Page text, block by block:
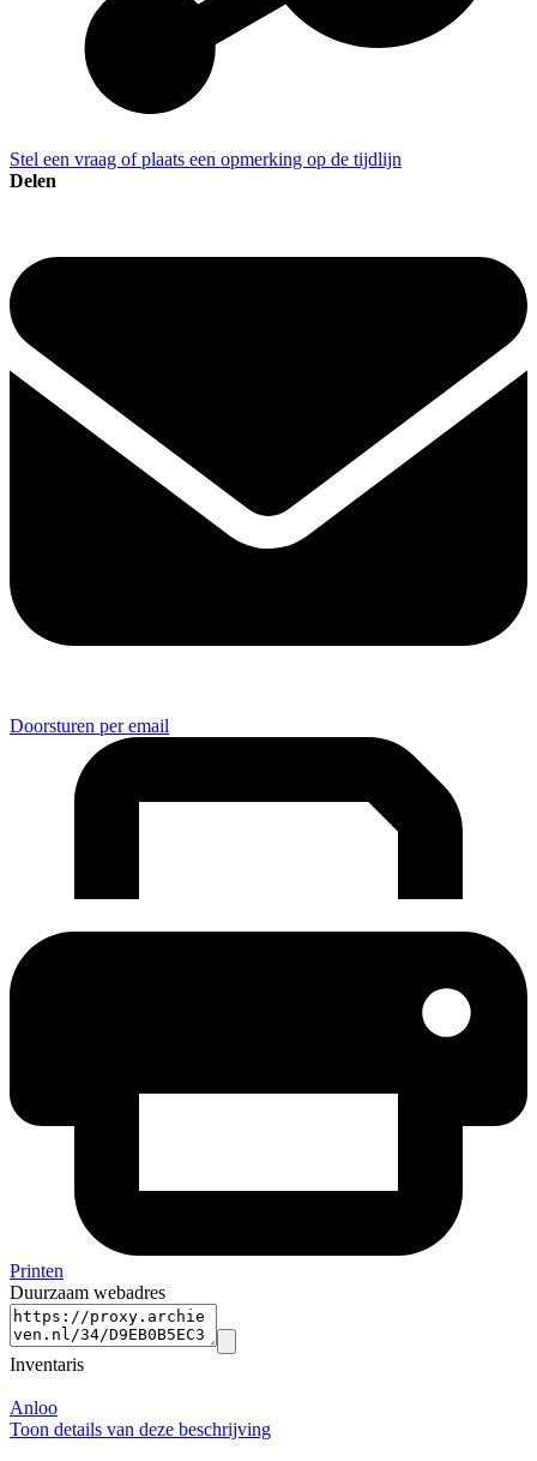
Stel een vraag of plaats een opmerking op de tijdlijn
Delen
Doorsturen per email
Printen
Duurzaam webadres
Inventaris
Anloo
Toon details van deze beschrijving